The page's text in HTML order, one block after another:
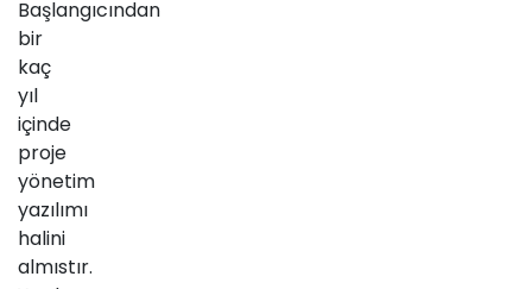
Başlangıcından
bir
kaç
yıl
içinde
proje
yönetim
yazılımı
halini
almıstır.